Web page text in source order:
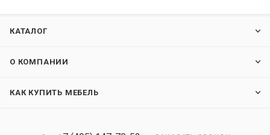
КАТАЛОГ
О КОМПАНИИ
КАК КУПИТЬ МЕБЕЛЬ